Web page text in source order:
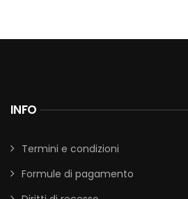
INFO
Termini e condizioni
Formule di pagamento